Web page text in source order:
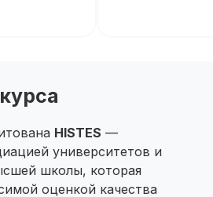
HISTES —
университетов и
школы, которая
оценкой качества